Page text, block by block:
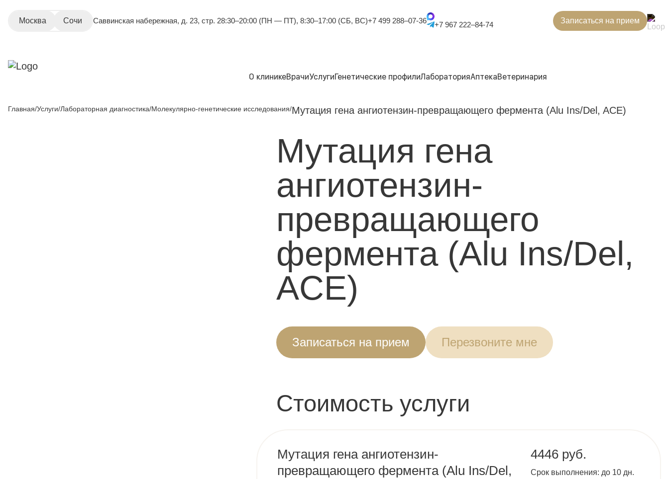
Москва Сочи Саввинская набережная, д. 23, стр. 28:30–20:00 (ПН — ПТ), 8:30–17:00 (СБ, ВС)+7 499 288–07-36 +7 967 222–84-74 Записаться на прием
О клиникеВрачиУслугиГенетические профилиЛабораторияАптекаВетеринария
Главная Услуги Лабораторная диагностика Молекулярно-генетические исследования Мутация гена ангиотензин-превращающего фермента (Alu Ins/Del, ACE)
Мутация гена
ангиотензин-
превращающего
фермента (Alu Ins/Del,
ACE)
Записаться на прием Перезвоните мне
Стоимость услуги
Мутация гена ангиотензин-
превращающего фермента (Alu Ins/Del,
4446 руб.
Срок выполнения: до 10 дн.